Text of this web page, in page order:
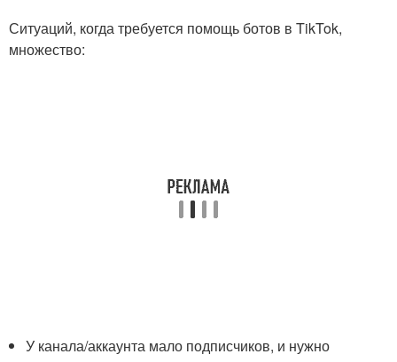
Ситуаций, когда требуется помощь ботов в TikTok,
множество:
У канала/аккаунта мало подписчиков, и нужно